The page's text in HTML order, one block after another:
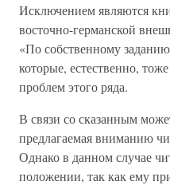
Исключением являются
восточно-германской
«По собственному
которые, естественно,
проблем этого ряда.
В связи со сказанным
предлагаемая вниманию
Однако в данном случае
положении, так как ему